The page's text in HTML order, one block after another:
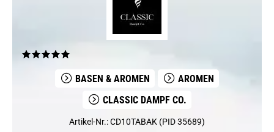
BASEN & AROMEN
AROMEN
CLASSIC DAMPF CO.
Artikel-Nr.: CD10TABAK (PID 35689)